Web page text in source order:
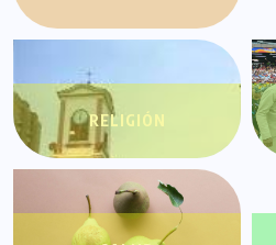
RELIGIÓN